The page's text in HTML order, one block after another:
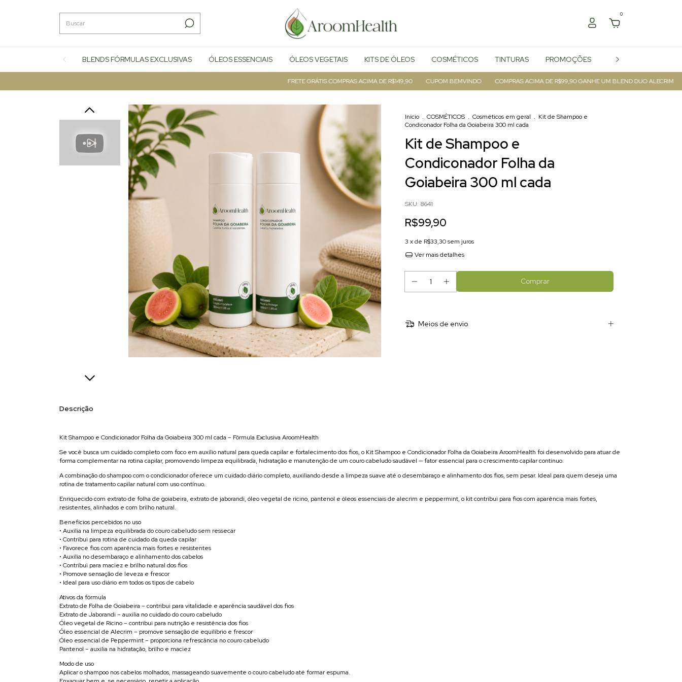
0
BLENDS FÓRMULAS EXCLUSIVAS ÓLEOS ESSENCIAIS ÓLEOS VEGETAIS KITS DE ÓLEOS COSMÉTICOS TINTURAS PROMOÇÕES REVENDA
FRETE GRÁTIS COMPRAS ACIMA DE R$149,90 CUPOM BEMVINDO COMPRAS ACIMA DE R$99,90 GANHE UM BLEND DUO ALECRIM
Início . COSMÉTICOS . Cosméticos em geral . Kit de Shampoo e
Condiconador Folha da Goiabeira 300 ml cada
Kit de Shampoo e
Condiconador Folha da
Goiabeira 300 ml cada
SKU: 8641
R$99,90
3 x de R$33,30sem juros
Ver mais detalhes
Meios de envio
Descrição
Kit Shampoo e Condicionador Folha da Goiabeira 300 ml cada – Fórmula Exclusiva AroomHealth
Se você busca um cuidado completo com foco em auxílio natural para queda capilar e fortalecimento dos fios, o Kit Shampoo e Condicionador Folha da Goiabeira AroomHealth foi desenvolvido para atuar de
forma complementar na rotina capilar, promovendo limpeza equilibrada, hidratação e manutenção de um couro cabeludo saudável — fator essencial para o crescimento capilar contínuo.
A combinação do shampoo com o condicionador oferece um cuidado diário completo, auxiliando desde a limpeza suave até o desembaraço e alinhamento dos fios, sem pesar. Ideal para quem deseja uma
rotina de tratamento capilar natural com uso contínuo.
Enriquecido com extrato de folha de goiabeira, extrato de jaborandi, óleo vegetal de rícino, pantenol e óleos essenciais de alecrim e peppermint, o kit contribui para fios com aparência mais fortes,
resistentes, alinhados e com brilho natural.
Benefícios percebidos no uso
• Auxilia na limpeza equilibrada do couro cabeludo sem ressecar
• Contribui para rotina de cuidado da queda capilar
• Favorece fios com aparência mais fortes e resistentes
• Auxilia no desembaraço e alinhamento dos cabelos
• Contribui para maciez e brilho natural dos fios
• Promove sensação de leveza e frescor
• Ideal para uso diário em todos os tipos de cabelo
Ativos da fórmula
Extrato de Folha de Goiabeira – contribui para vitalidade e aparência saudável dos fios
Extrato de Jaborandi – auxilia no cuidado do couro cabeludo
Óleo vegetal de Rícino – contribui para nutrição e resistência dos fios
Óleo essencial de Alecrim – promove sensação de equilíbrio e frescor
Óleo essencial de Peppermint – proporciona refrescância no couro cabeludo
Pantenol – auxilia na hidratação, brilho e maciez
Modo de uso
Aplicar o shampoo nos cabelos molhados, massageando suavemente o couro cabeludo até formar espuma.